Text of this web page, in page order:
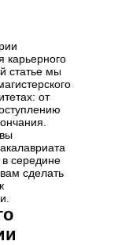
карьерного
статье мы
от
середине
сделать